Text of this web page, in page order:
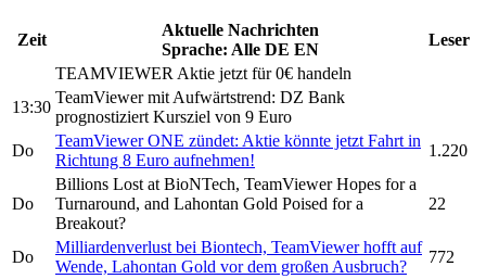
Zeit
Aktuelle Nachrichten
Sprache: Alle DE EN
Leser
TEAMVIEWER Aktie jetzt für 0€ handeln
13:30
TeamViewermit Aufwärtstrend: DZ Bank
prognostiziert Kursziel von 9 Euro
Do
TeamViewerONE zündet: Aktie könnte jetzt Fahrt in
Richtung 8 Euro aufnehmen!
1.220
Do
Billions Lost at BioNTech, TeamViewerHopes for a
Turnaround, and Lahontan Gold Poised for a
Breakout?
22
Do
Milliardenverlust bei Biontech, TeamViewerhofft auf
Wende, Lahontan Gold vor dem großen Ausbruch?
772